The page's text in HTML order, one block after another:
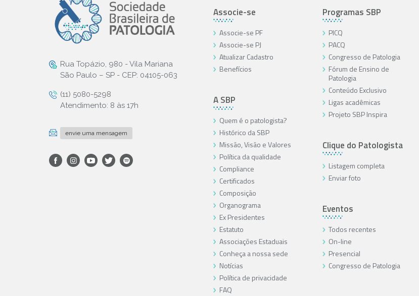
Rua Topázio, 980 - Vila Mariana
São Paulo – SP - CEP: 04105-063
(11) 5080-5298
Atendimento: 8 às 17h
envie uma mensagem
Associe-se
Associe-se PF
Associe-se PJ
Atualizar Cadastro
Benefícios
A SBP
Quem é o patologista?
Histórico da SBP
Missão, Visão e Valores
Política da qualidade
Compliance
Certificados
Composição
Organograma
Ex Presidentes
Estatuto
Associações Estaduais
Conheça a nossa sede
Notícias
Política de privacidade
FAQ
Programas SBP
PICQ
PACQ
Congresso de Patologia
Fórum de Ensino de
Patologia
Conteúdo Exclusivo
Ligas acadêmicas
Projeto SBP Inspira
Clique do Patologista
Listagem completa
Enviar foto
Eventos
Todos recentes
On-line
Presencial
Congresso de Patologia